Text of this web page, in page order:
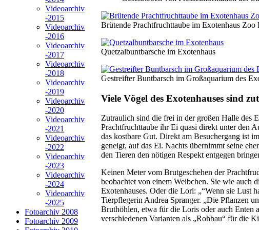
Videoarchiv
-2015
Videoarchiv
-2016
Videoarchiv
-2017
Videoarchiv
-2018
Videoarchiv
-2019
Videoarchiv
-2020
Videoarchiv
-2021
Videoarchiv
-2022
Videoarchiv
-2023
Videoarchiv
-2024
Videoarchiv
-2025
Fotoarchiv 2008
Fotoarchiv 2009
Brütende Prachtfruchttaube im Exotenhaus Zoo
Quetzalbuntbarsche im Exotenhaus
Gestreifter Buntbarsch im Großaquarium des
Viele Vögel des Exotenhauses sind
Zutraulich sind die frei in der großen Halle des
Prachtfruchttaube ihr Ei quasi direkt unter den
das kostbare Gut. Direkt am Besuchergang ist
geneigt, auf das Ei. Nachts übernimmt seine
den Tieren den nötigen Respekt entgegen
Keinen Meter vom Brutgeschehen der
beobachtet von einem Weibchen. Sie wie auch
Exotenhauses. Oder die Lori: „“Wenn sie Lust
Tierpflegerin Andrea Spranger. „Die Pflanzen
Bruthöhlen, etwa für die Loris oder auch Enten
verschiedenen Varianten als „Rohbau“ für die